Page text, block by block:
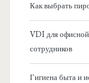
Как выбрать
VDI для офисной
сотрудников
Гигиена быта и